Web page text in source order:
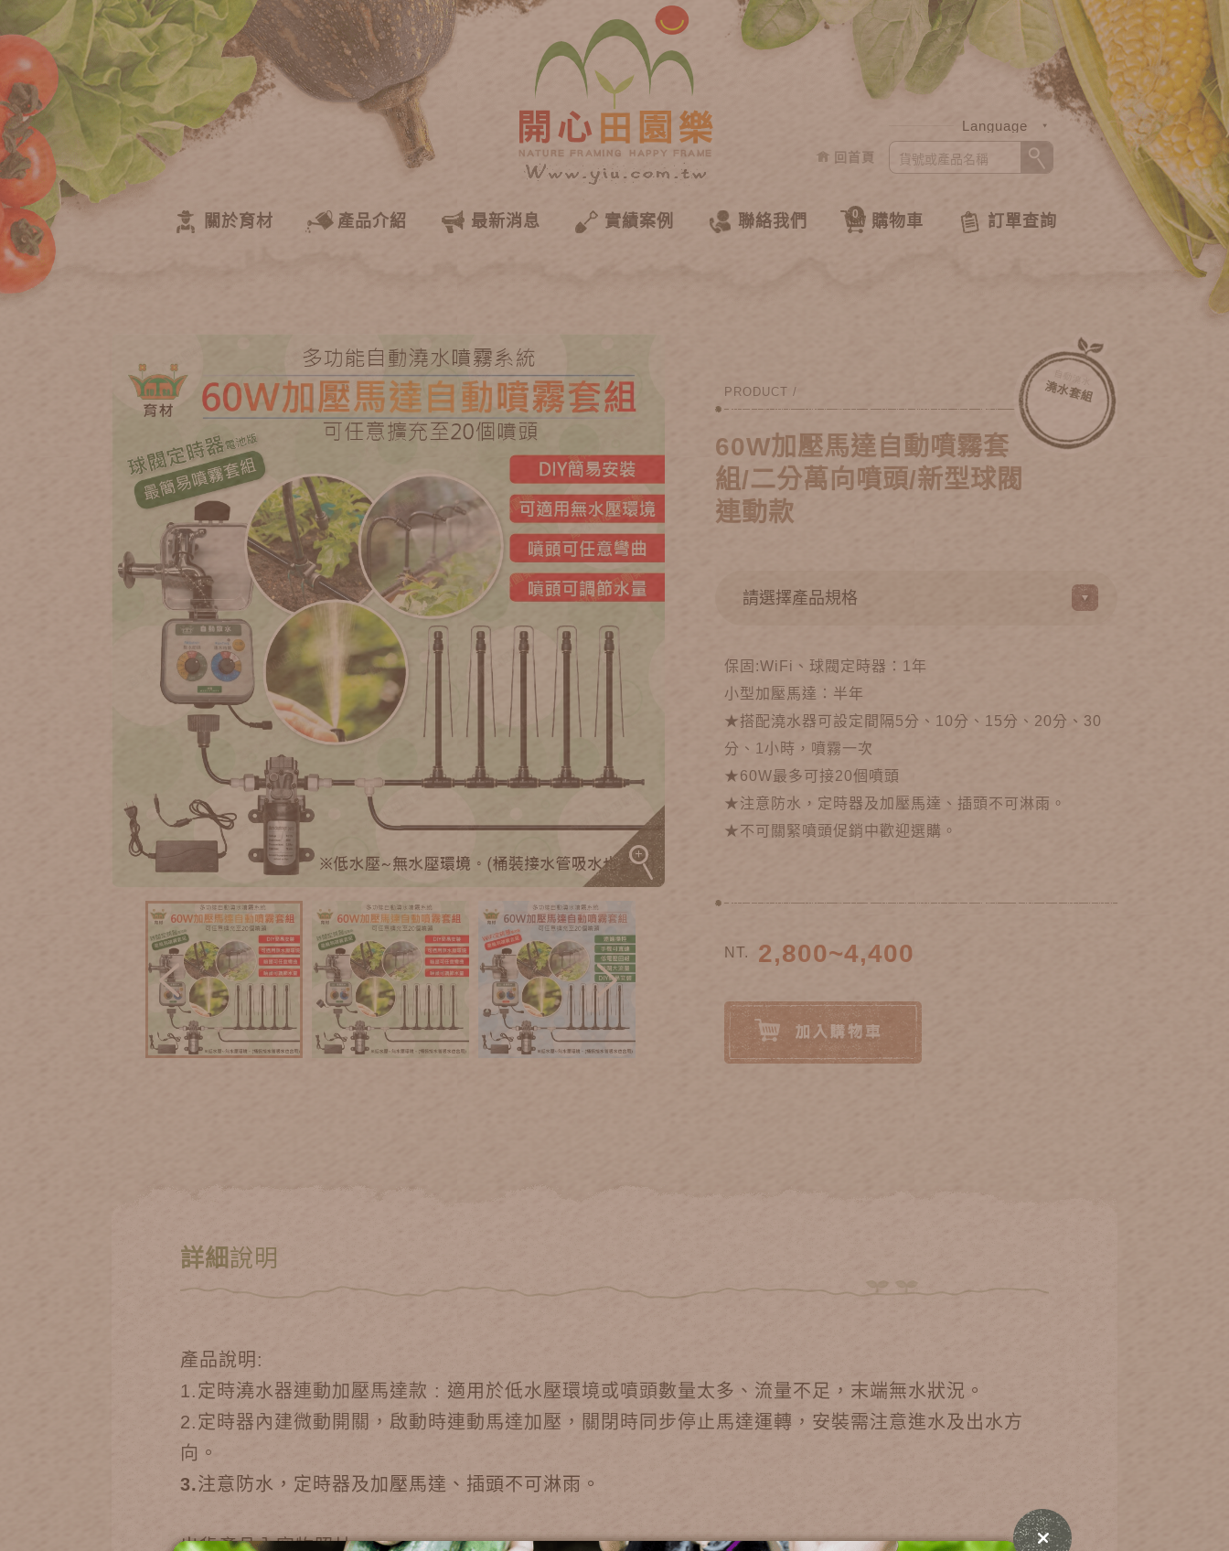
關於育材 產品介紹 最新消息 實績案例 聯絡我們 購物車
0 訂單查詢
回首頁
Language
中文
自動澆水
澆水套組
PRODUCT /
60W加壓馬達自動噴霧套
組/二分萬向噴頭/新型球閥
連動款
保固:WiFi、球閥定時器：1年
小型加壓馬達：半年
★搭配澆水器可設定間隔5分、10分、15分、20分、30
分、1小時，噴霧一次
★60W最多可接20個噴頭
★注意防水，定時器及加壓馬達、插頭不可淋雨。
★不可關緊噴頭促銷中歡迎選購。
NT. 2,800~4,400
詳細說明
產品說明:
1.定時澆水器連動加壓馬達款 : 適用於低水壓環境或噴頭數量太多、流量不足，末端無水狀況。
2.定時器內建微動開關，啟動時連動馬達加壓，關閉時同步停止馬達運轉，安裝需注意進水及出水方
向。
3.注意防水，定時器及加壓馬達、插頭不可淋雨 。
出貨產品內容物照片: